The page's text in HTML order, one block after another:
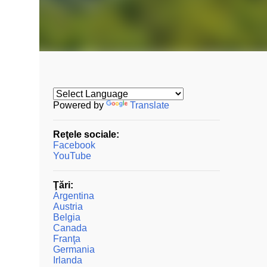
Powered by Translate
Reţele sociale:
Facebook
YouTube
Ţări:
Argentina
Austria
Belgia
Canada
Franţa
Germania
Irlanda